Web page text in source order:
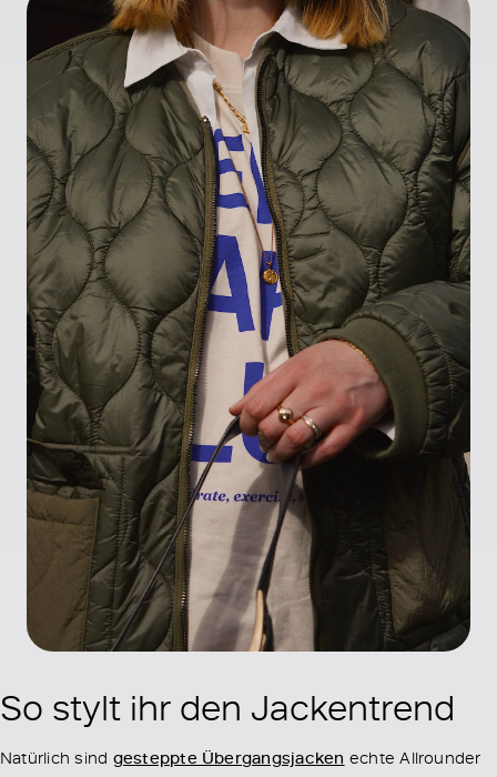
So stylt ihr den Jackentrend
Natürlich sind gesteppte Übergangsjacken echte Allrounder